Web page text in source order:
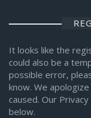
It looks like the
could also be a
possible error,
know. We
caused. Our
below.